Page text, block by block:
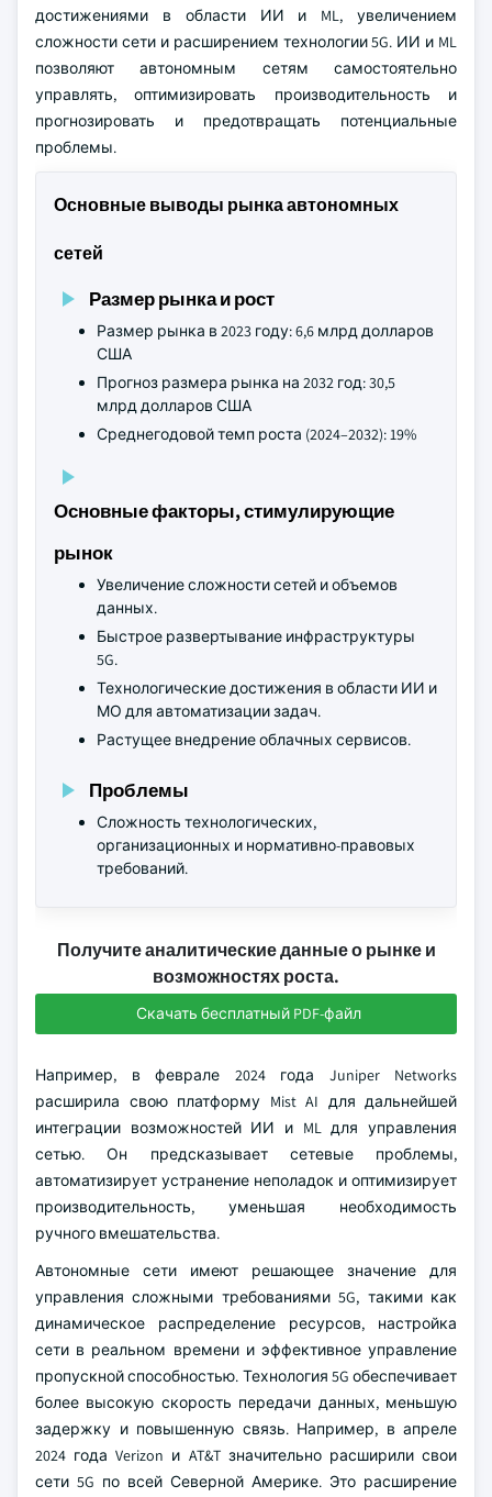
достижениями в области ИИ и ML, увеличением
сложности сети и расширением технологии 5G. ИИ и ML
позволяют автономным сетям самостоятельно
управлять, оптимизировать производительность и
прогнозировать и предотвращать потенциальные
проблемы.
Основные выводы рынка автономных
сетей
Размер рынка и рост
Размер рынка в 2023 году: 6,6 млрд долларов
США
Прогноз размера рынка на 2032 год: 30,5
млрд долларов США
Среднегодовой темп роста (2024–2032): 19%
Основные факторы, стимулирующие
рынок
Увеличение сложности сетей и объемов
данных.
Быстрое развертывание инфраструктуры
5G.
Технологические достижения в области ИИ и
МО для автоматизации задач.
Растущее внедрение облачных сервисов.
Проблемы
Сложность технологических,
организационных и нормативно-правовых
требований.
Получите аналитические данные о рынке и
возможностях роста.
Скачать бесплатный PDF-файл
Например, в феврале 2024 года Juniper Networks
расширила свою платформу Mist AI для дальнейшей
интеграции возможностей ИИ и ML для управления
сетью. Он предсказывает сетевые проблемы,
автоматизирует устранение неполадок и оптимизирует
производительность, уменьшая необходимость
ручного вмешательства.
Автономные сети имеют решающее значение для
управления сложными требованиями 5G, такими как
динамическое распределение ресурсов, настройка
сети в реальном времени и эффективное управление
пропускной способностью. Технология 5G обеспечивает
более высокую скорость передачи данных, меньшую
задержку и повышенную связь. Например, в апреле
2024 года Verizon и AT&T значительно расширили свои
сети 5G по всей Северной Америке. Это расширение